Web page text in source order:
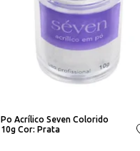
Po Acrílico Seven Colorido
10g Cor: Prata